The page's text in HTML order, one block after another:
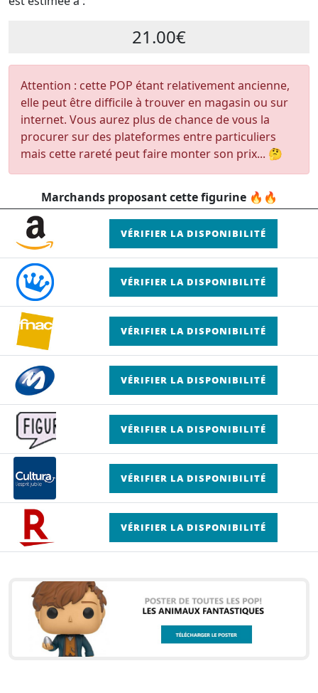
21.00€
Attention : cette POP étant relativement ancienne,
elle peut être difficile à trouver en magasin ou sur
internet. Vous aurez plus de chance de vous la
procurer sur des plateformes entre particuliers
mais cette rareté peut faire monter son prix... 🤔
Marchands proposant cette figurine 🔥🔥
VÉRIFIER LA DISPONIBILITÉ
VÉRIFIER LA DISPONIBILITÉ
VÉRIFIER LA DISPONIBILITÉ
VÉRIFIER LA DISPONIBILITÉ
VÉRIFIER LA DISPONIBILITÉ
VÉRIFIER LA DISPONIBILITÉ
VÉRIFIER LA DISPONIBILITÉ